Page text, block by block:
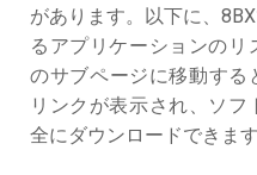
があります。以下に、
るアプリケーションの
のサブページに移動する
リンクが表示され、ソ
全にダウンロードできます